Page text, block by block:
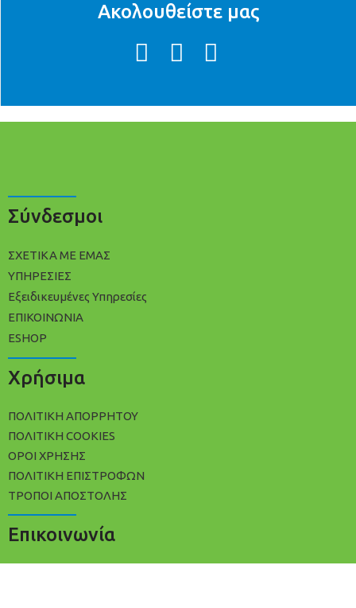
Ακολουθείστε μας
Σύνδεσμοι
ΣΧΕΤΙΚΑ ΜΕ ΕΜΑΣ
ΥΠΗΡΕΣΙΕΣ
Εξειδικευμένες Υπηρεσίες
ΕΠΙΚΟΙΝΩΝΙΑ
ESHOP
Χρήσιμα
ΠΟΛΙΤΙΚΉ ΑΠΟΡΡΉΤΟΥ
ΠΟΛΊΤΙΚΗ COOKIES
ΌΡΟΙ ΧΡΉΣΗΣ
ΠΟΛΙΤΙΚΉ ΕΠΙΣΤΡΟΦΏΝ
ΤΡΌΠΟΙ ΑΠΟΣΤΟΛΉΣ
Επικοινωνία